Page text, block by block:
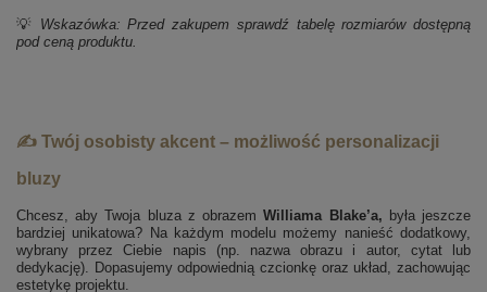
💡
Wskazówka: Przed zakupem sprawdź tabelę rozmiarów dostępną
pod ceną produktu.
✍️ Twój osobisty akcent – możliwość personalizacji
bluzy
Chcesz, aby Twoja bluza z obrazemWilliama Blake’a, była jeszcze
bardziej unikatowa? Na każdym modelu możemy nanieść dodatkowy,
wybrany przez Ciebie napis (np. nazwa obrazu i autor, cytat lub
dedykację). Dopasujemy odpowiednią czcionkę oraz układ, zachowując
estetykę projektu.